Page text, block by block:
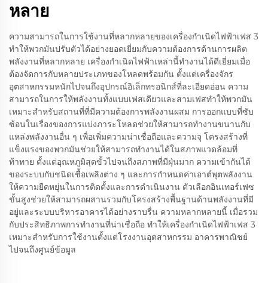
หลาย
ความสามารถในการใช้งานที่หลากหลายของเครื่องกำเนิดไฟฟ้าเฟส 3
ทำให้พวกมันปรับตัวได้อย่างยอดเยี่ยมกับความต้องการด้านการผลิต
พลังงานที่หลากหลาย เครื่องกำเนิดไฟฟ้าเหล่านี้ทำงานได้ดีเยี่ยมเมื่อ
ต้องจัดการกับหลายประเภทของโหลดพร้อมกัน ตั้งแต่เครื่องจักร
อุตสาหกรรมหนักไปจนถึงอุปกรณ์อิเล็กทรอนิกส์ที่ละเอียดอ่อน ความ
สามารถในการให้พลังงานทั้งแบบเฟสเดียวและสามเฟสทำให้พวกมัน
เหมาะสำหรับสถานที่ที่มีความต้องการพลังงานผสม การออกแบบที่ซับ
ซ้อนในเรื่องของการแบ่งภาระโหลดช่วยให้สามารถทำงานขนานกับ
แหล่งพลังงานอื่น ๆ เพื่อเพิ่มความน่าเชื่อถือและความจุ โครงสร้างที่
แข็งแรงของพวกมันช่วยให้สามารถทำงานได้ในสภาพแวดล้อมที่
ท้าทาย ตั้งแต่อุณหภูมิสุดขั้วไปจนถึงสภาพที่มีฝุ่นมาก ความเข้ากันได้
ของระบบกับชนิดเชื้อเพลิงต่าง ๆ และการกำหนดค่าเอาต์พุตพลังงาน
ให้ความยืดหยุ่นในการติดตั้งและการดำเนินงาน ตัวเลือกอินเทอร์เฟซ
ขั้นสูงช่วยให้สามารถผสานรวมกับโครงสร้างพื้นฐานด้านพลังงานที่มี
อยู่และระบบบริหารอาคารได้อย่างราบรื่น ความหลากหลายนี้ เมื่อรวม
กับประสิทธิภาพการทำงานที่น่าเชื่อถือ ทำให้เครื่องกำเนิดไฟฟ้าเฟส 3
เหมาะสำหรับการใช้งานตั้งแต่โรงงานอุตสาหกรรม อาคารพาณิชย์
ไปจนถึงศูนย์ข้อมูล